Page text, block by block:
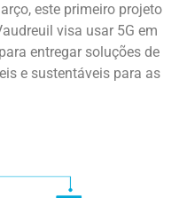
este primeiro projeto
visa usar 5G em
entregar soluções de
​​e sustentáveis ​​para as